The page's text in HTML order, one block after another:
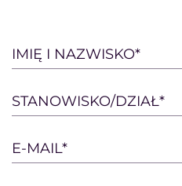
Please
this
field
empty.
IMIĘ I NAZWISKO*
STANOWISKO/DZIAŁ*
E-MAIL*